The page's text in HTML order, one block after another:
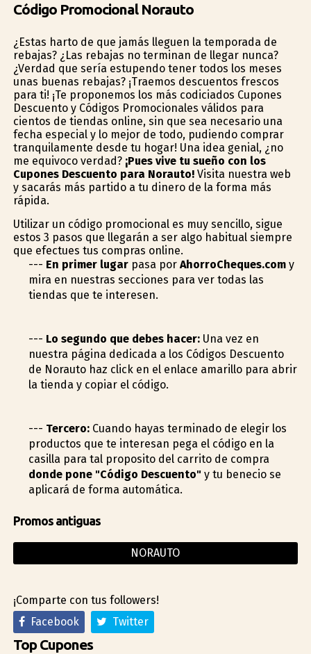
Código Promocional Norauto
¿Estas harto de que jamás lleguen la temporada de
rebajas? ¿Las rebajas no terminan de llegar nunca?
¿Verdad que sería estupendo tener todos los meses
unas buenas rebajas? ¡Traemos descuentos frescos
para ti! ¡Te proponemos los más codiciados Cupones
Descuento y Códigos Promocionales válidos para
cientos de tiendas online, sin que sea necesario una
fecha especial y lo mejor de todo, pudiendo comprar
tranquilamente desde tu hogar! Una idea genial, ¿no
me equivoco verdad? ¡Pues vive tu sueño con los
Cupones Descuento para Norauto!Visita nuestra web
y sacarás más partido a tu dinero de la forma más
rápida.
Utilizar un código promocional es muy sencillo, sigue
estos 3 pasos que llegarán a ser algo habitual siempre
que efectues tus compras online.
--- En primer lugarpasa por AhorroCheques.comy
mira en nuestras secciones para ver todas las
tiendas que te interesen.
--- Lo segundo que debes hacer:Una vez en
nuestra página dedicada a los Códigos Descuento
de Norauto haz click en el enlace amarillo para abrir
la tienda y copiar el código.
--- Tercero:Cuando hayas terminado de elegir los
productos que te interesan pega el código en la
casilla para tal proposito del carrito de compra
donde pone "Código Descuento"y tu beneficio se
aplicará de forma automática.
Promos antiguas
NORAUTO
¡Comparte con tus followers!
Facebook
Twitter
Top Cupones